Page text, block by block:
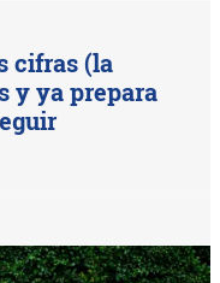
cifras (la
y ya prepara